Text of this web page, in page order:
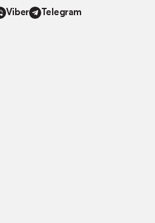
Viber Telegram